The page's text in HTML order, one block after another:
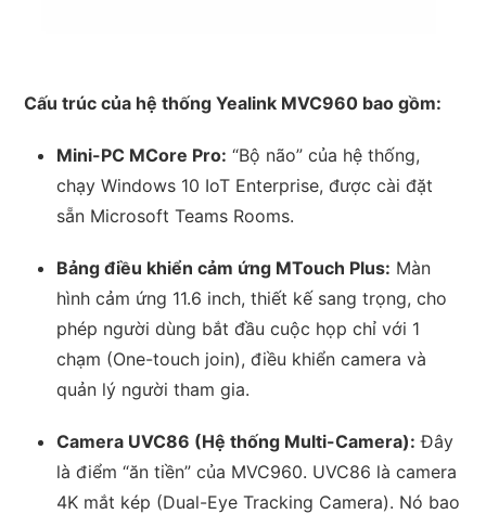
Cấu trúc của hệ thống Yealink MVC960 bao gồm:
Mini-PC MCore Pro: “Bộ não” của hệ thống,
chạy Windows 10 IoT Enterprise, được cài đặt
sẵn Microsoft Teams Rooms.
Bảng điều khiển cảm ứng MTouch Plus: Màn
hình cảm ứng 11.6 inch, thiết kế sang trọng, cho
phép người dùng bắt đầu cuộc họp chỉ với 1
chạm (One-touch join), điều khiển camera và
quản lý người tham gia.
Camera UVC86 (Hệ thống Multi-Camera): Đây
là điểm “ăn tiền” của MVC960. UVC86 là camera
4K mắt kép (Dual-Eye Tracking Camera). Nó bao